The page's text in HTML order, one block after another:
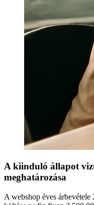
A kiinduló állapot
meghatározása
A webshop éves